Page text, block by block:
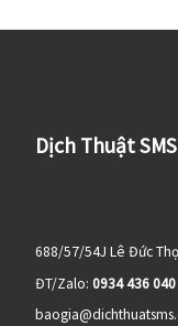
Dịch Thuật SMS
688/57/54J Lê Đức
ĐT/Zalo: 0934 436 040